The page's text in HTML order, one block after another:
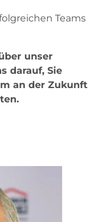
Teams
unser
darauf, Sie
an der Zukunft